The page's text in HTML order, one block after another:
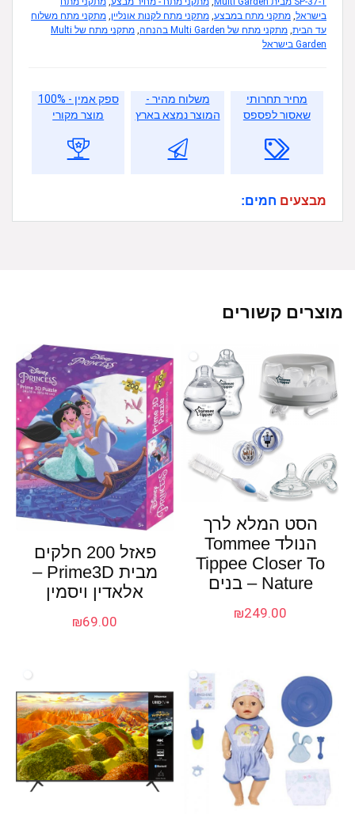
בישראל, מתקני מתח במבצע, מתקני מתח לקנות אונליין, מתקני מתח משלוח
עד הבית, מתקני מתח של Multi Garden בהנחה ,
מתקני מתח של Multi
Garden בישראל
מחיר תחרותי
שאסור לפספס
משלוח מהיר -
המוצר נמצא בארץ
ספק אמין - 100%
מוצר מקורי
מבצעים חמים:
מוצרים קשורים
הסט המלא לרך
הנולד Tommee
Tippee Closer To
Nature – בנים
₪249.00
פאזל 200 חלקים
מבית Prime3D –
אלאדין ויסמין
₪69.00